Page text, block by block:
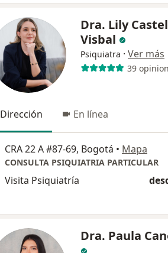
Dra. Lily
Visbal
Psiquiatra · Ver más
39
Dirección En línea
CRA 22 A #87-69, Bogotá • Mapa
CONSULTA PSIQUIATRIA PARTICULAR
Visita Psiquiatría
Dra. Paula